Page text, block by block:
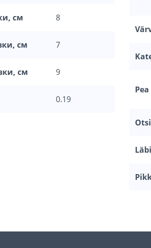
см 8
см 7
см 9
0.19